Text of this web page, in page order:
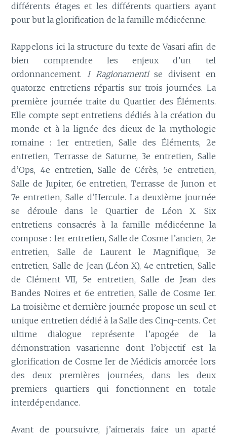
différents étages et les différents quartiers ayant
pour but la glorification de la famille médicéenne.
Rappelons ici la structure du texte de Vasari afin de
bien comprendre les enjeux d’un tel
ordonnancement. I Ragionamentise divisent en
quatorze entretiens répartis sur trois journées. La
première journée traite du Quartier des Éléments.
Elle compte sept entretiens dédiés à la création du
monde et à la lignée des dieux de la mythologie
romaine : 1er entretien, Salle des Éléments, 2e
entretien, Terrasse de Saturne, 3e entretien, Salle
d’Ops, 4e entretien, Salle de Cérès, 5e entretien,
Salle de Jupiter, 6e entretien, Terrasse de Junon et
7e entretien, Salle d’Hercule. La deuxième journée
se déroule dans le Quartier de Léon X. Six
entretiens consacrés à la famille médicéenne la
compose : 1er entretien, Salle de Cosme l’ancien, 2e
entretien, Salle de Laurent le Magnifique, 3e
entretien, Salle de Jean (Léon X), 4e entretien, Salle
de Clément VII, 5e entretien, Salle de Jean des
Bandes Noires et 6e entretien, Salle de Cosme Ier.
La troisième et dernière journée propose un seul et
unique entretien dédié à la Salle des Cinq-cents. Cet
ultime dialogue représente l’apogée de la
démonstration vasarienne dont l’objectif est la
glorification de Cosme Ier de Médicis amorcée lors
des deux premières journées, dans les deux
premiers quartiers qui fonctionnent en totale
interdépendance.
Avant de poursuivre, j’aimerais faire un aparté